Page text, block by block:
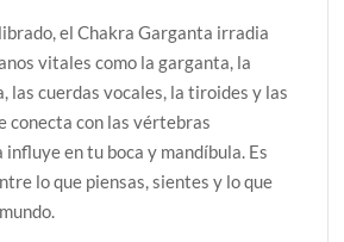
el Chakra Garganta irradia
vitales como la garganta, la
las cuerdas vocales, la tiroides y las
conecta con las vértebras
en tu boca y mandíbula. Es
lo que piensas, sientes y lo que